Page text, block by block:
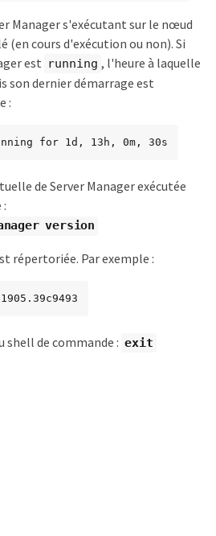
Manager s'exécutant sur le nœud
(en cours d'exécution ou non). Si
est running , l'heure à laquelle
son dernier démarrage est
:
for 1d, 13h, 0m, 30s
de Server Manager exécutée
version
répertoriée. Par exemple :
shell de commande : exit